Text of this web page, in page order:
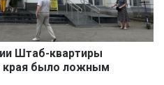
Штаб-квартиры
края было ложным